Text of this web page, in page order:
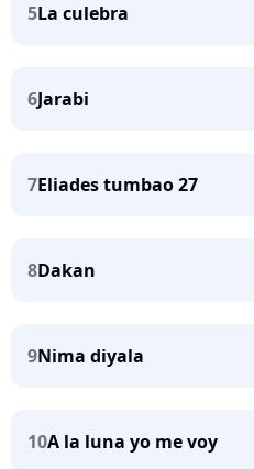
5La culebra
6Jarabi
7Eliades tumbao 27
8Dakan
9Nima diyala
10A la luna yo me voy